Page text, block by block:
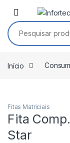
Saltar para navegação
Pular para o conteúdo
Pesquisar por:
Início
Fitas Matriciais
Fita
Star